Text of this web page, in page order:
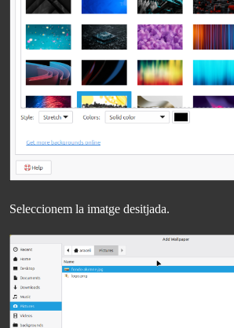
Seleccionem la imatge desitjada.